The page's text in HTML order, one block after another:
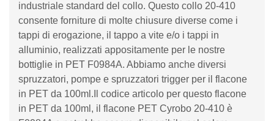
industriale standard del collo. Questo collo 20-410
consente forniture di molte chiusure diverse come i
tappi di erogazione, il tappo a vite e/o i tappi in
alluminio, realizzati appositamente per le nostre
bottiglie in PET F0984A. Abbiamo anche diversi
spruzzatori, pompe e spruzzatori trigger per il flacone
in PET da 100ml.Il codice articolo per questo flacone
in PET da 100ml, il flacone PET Cyrobo 20-410 è